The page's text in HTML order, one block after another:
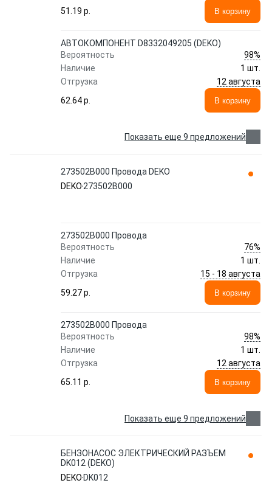
51.19 p.
В корзину
АВТОКОМПОНЕНТ D8332049205 (DEKO)
Вероятность
98%
Наличие
1 шт.
Отгрузка
12 августа
62.64 p.
В корзину
Показать еще 9 предложений
273502B000 Провода DEKO
DEKO 273502B000
273502B000 Провода
Вероятность
76%
Наличие
1 шт.
Отгрузка
15 - 18 августа
59.27 p.
В корзину
273502B000 Провода
Вероятность
98%
Наличие
1 шт.
Отгрузка
12 августа
65.11 p.
В корзину
Показать еще 9 предложений
БЕНЗОНАСОС ЭЛЕКТРИЧЕСКИЙ РАЗЪЕМ
DK012 (DEKO)
DEKO DK012